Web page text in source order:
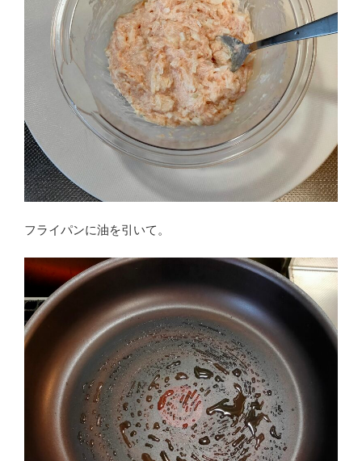
フライパンに油を引いて。